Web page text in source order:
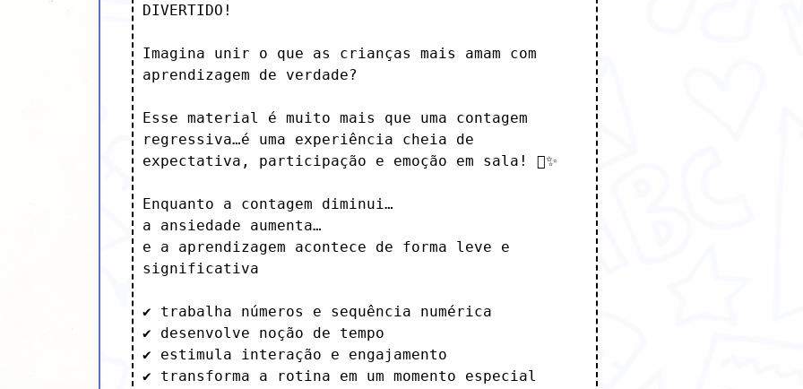
DIVERTIDO!
Imagina unir o que as crianças mais amam com
aprendizagem de verdade?
Esse material é muito mais que uma contagem
regressiva…é uma experiência cheia de
expectativa, participação e emoção em sala! 􀒤✨
Enquanto a contagem diminui…
a ansiedade aumenta…
e a aprendizagem acontece de forma leve e
significativa
✔️ trabalha números e sequência numérica
✔️ desenvolve noção de tempo
✔️ estimula interação e engajamento
✔️ transforma a rotina em um momento especial